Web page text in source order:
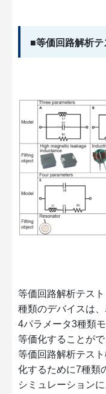
■等価回路解析テ
等価回路解析テス
種類のデバイスは
4パラメータ3種類
等価化することがで
等価回路解析テス
化するために7種類
シミュレーション